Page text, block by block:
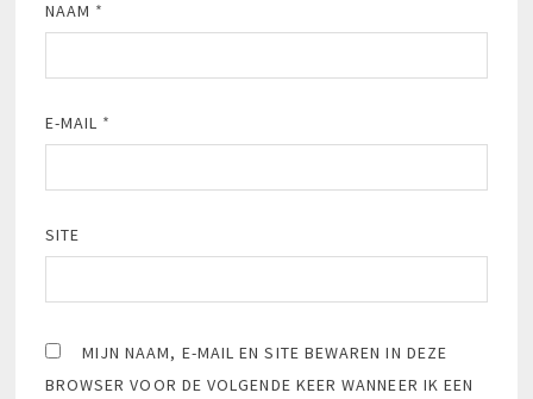
NAAM *
E-MAIL *
SITE
MIJN NAAM, E-MAIL EN SITE BEWAREN IN DEZE
BROWSER VOOR DE VOLGENDE KEER WANNEER IK EEN